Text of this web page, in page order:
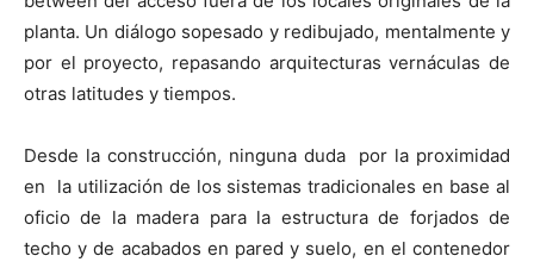
planta. Un diálogo sopesado y redibujado, mentalmente y
por el proyecto, repasando arquitecturas vernáculas de
otras latitudes y tiempos.
Desde la construcción, ninguna duda por la proximidad
en la utilización de los sistemas tradicionales en base al
oficio de la madera para la estructura de forjados de
techo y de acabados en pared y suelo, en el contenedor